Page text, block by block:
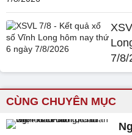
7/8/
CÙNG CHUYÊN MỤC